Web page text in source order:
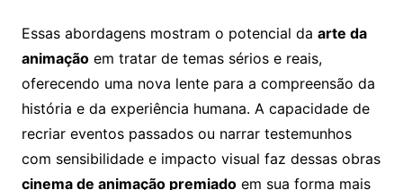
Essas abordagens mostram o potencial da arte da
animaçãoem tratar de temas sérios e reais,
oferecendo uma nova lente para a compreensão da
história e da experiência humana. A capacidade de
recriar eventos passados ou narrar testemunhos
com sensibilidade e impacto visual faz dessas obras
cinema de animação premiadoem sua forma mais